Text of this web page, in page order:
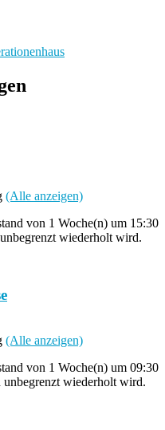
(Alle anzeigen)
von 1 Woche(n) um 15:30
wiederholt wird.
(Alle anzeigen)
von 1 Woche(n) um 09:30
wiederholt wird.